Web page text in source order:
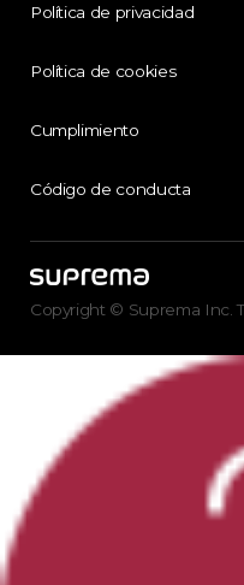
Política de privacidad
Política de cookies
Cumplimiento
Código de conducta
Copyright © Suprema Inc.